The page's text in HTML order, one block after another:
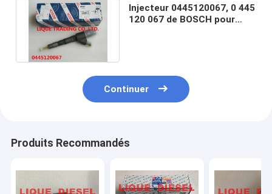
Injecteur 0445120067, 0 445
120 067 de BOSCH pour
Continuer
Produits Recommandés